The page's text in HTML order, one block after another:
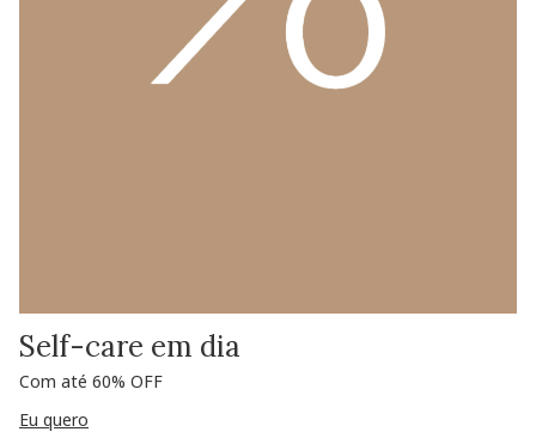
Self-care em dia
Com até 60% OFF
Eu quero